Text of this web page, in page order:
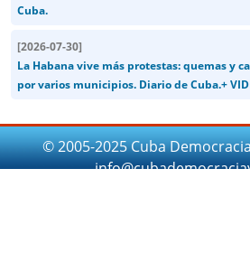
Cuba.
[2026-07-30]
La Habana vive más protestas: quemas y
por varios municipios. Diario de Cuba.+
© 2005-2025 Cuba